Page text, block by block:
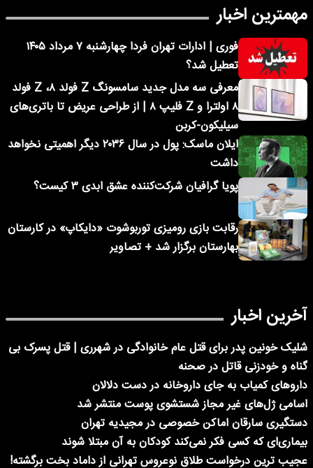
مهمترین اخبار
فوری | ادارات تهران فردا چهارشنبه ۷ مرداد ۱۴۰۵
تعطیل شد؟
معرفی سه مدل جدید سامسونگ Z فولد ۸، Z فولد
۸ اولترا و Z فلیپ ۸ | از طراحی عریض تا باتری‌های
سیلیکون-کربن
ایلان ماسک: پول در سال ۲۰۳۶ دیگر اهمیتی نخواهد
داشت
پویا گرافیان شرکت‌کننده عشق ابدی ۳ کیست؟
رقابت بازی رومیزی توربوشوت «دایکاپ» در کارستان
بهارستان برگزار شد + تصاویر
آخرین اخبار
شلیک خونین پدر برای قتل عام خانوادگی در شهرری | قتل پسرک بی
گناه و خودزنی قاتل در صحنه
داروهای کمیاب به جای داروخانه در دست دلالان
اسامی ژل‌های غیر مجاز شستشوی پوست منتشر شد
دستگیری سارقان اماکن خصوصی در مجیدیه تهران
بیماری‌ای که کسی فکر نمی‌کند کودکان به آن مبتلا شوند
عجیب ترین درخواست طلاق نوعروس تهرانی از داماد بخت برگشته!